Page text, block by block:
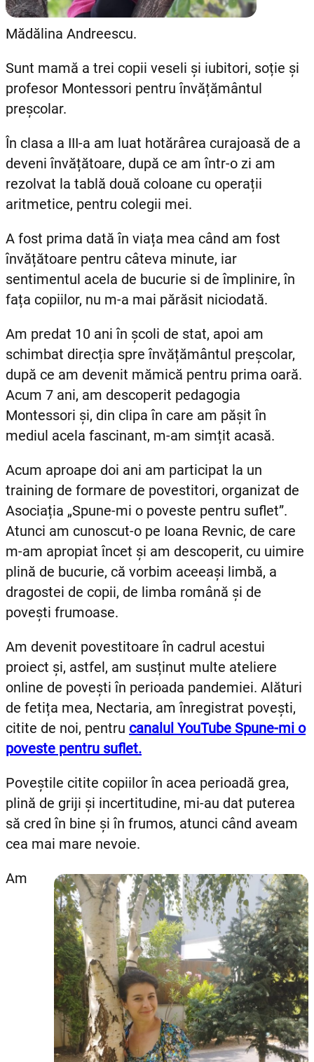
Mădălina Andreescu.
Sunt mamă a trei copii veseli și iubitori, soție și
profesor Montessori pentru învățământul
preșcolar.
În clasa a III-a am luat hotărârea curajoasă de a
deveni învățătoare, după ce am într-o zi am
rezolvat la tablă două coloane cu operații
aritmetice, pentru colegii mei.
A fost prima dată în viața mea când am fost
învățătoare pentru câteva minute, iar
sentimentul acela de bucurie si de împlinire, în
fața copiilor, nu m-a mai părăsit niciodată.
Am predat 10 ani în școli de stat, apoi am
schimbat direcția spre învățământul preșcolar,
după ce am devenit mămică pentru prima oară.
Acum 7 ani, am descoperit pedagogia
Montessori și, din clipa în care am pășit în
mediul acela fascinant, m-am simțit acasă.
Acum aproape doi ani am participat la un
training de formare de povestitori, organizat de
Asociația „Spune-mi o poveste pentru suflet”.
Atunci am cunoscut-o pe Ioana Revnic, de care
m-am apropiat încet și am descoperit, cu uimire
plină de bucurie, că vorbim aceeași limbă, a
dragostei de copii, de limba română și de
povești frumoase.
Am devenit povestitoare în cadrul acestui
proiect și, astfel, am susținut multe ateliere
online de povești în perioada pandemiei. Alături
de fetița mea, Nectaria, am înregistrat povești,
citite de noi, pentru canalul YouTube Spune-mi o
poveste pentru suflet.
Poveștile citite copiilor în acea perioadă grea,
plină de griji și incertitudine, mi-au dat puterea
să cred în bine și în frumos, atunci când aveam
cea mai mare nevoie.
Am